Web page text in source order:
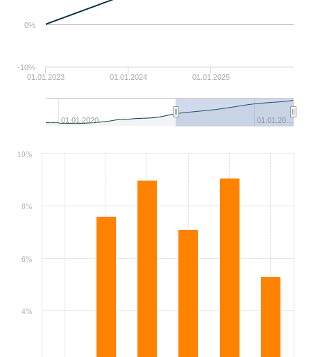
01.01.2023 01.01.2024 01.01.2025
01.01.2020 01.01.20…
-10%
0%
4%
6%
8%
10%